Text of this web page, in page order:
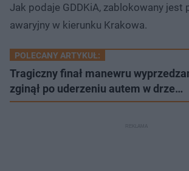
Jak podaje GDDKiA, zablokowany jest
awaryjny w kierunku Krakowa.
POLECANY ARTYKUŁ:
Tragiczny finał manewru
zginął po uderzeniu autem w drze…